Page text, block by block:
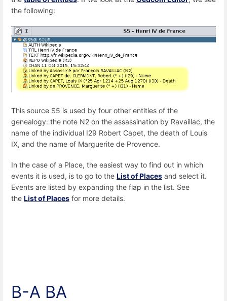
the following:
This source S5 is used by four other entities of the
genealogy: the note N2 on the assassination by Ravaillac, the
name of the individual I29 Robert Capet, the death of Louis
IX, and the name of Marguerite de Provence.
In the case of a Place, the easiest way to find out in which
events it is used, is to go to the List of Places and select it.
Events are listed by expanding the flap in the list. See
the List of Places for more details.
B-A BA